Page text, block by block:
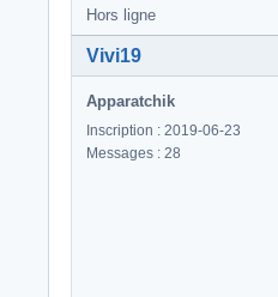
Hors ligne
Vivi19
Apparatchik
Inscription : 2019-06-23
Messages : 28